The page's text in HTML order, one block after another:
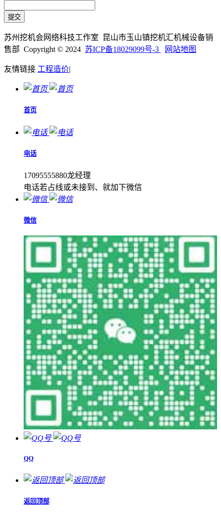
苏州挖机会网络科技工作室 昆山市玉山镇挖机汇机械设备销
售部 Copyright © 2024 苏ICP备18029099号-3 网站地图
友情链接 工程造价|
首页
电话
17095555880龙经理
电话若占线或未接到、就加下微信
微信
QQ
返回顶部